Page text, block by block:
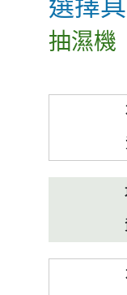
選擇
抽濕機
料